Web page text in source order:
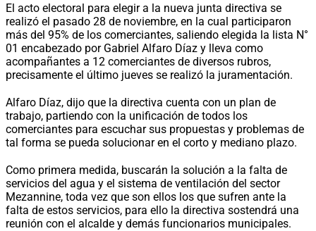
El acto electoral para elegir a la nueva junta directiva se
realizó el pasado 28 de noviembre, en la cual participaron
más del 95% de los comerciantes, saliendo elegida la lista N°
01 encabezado por Gabriel Alfaro Díaz y lleva como
acompañantes a 12 comerciantes de diversos rubros,
precisamente el último jueves se realizó la juramentación.
Alfaro Díaz, dijo que la directiva cuenta con un plan de
trabajo, partiendo con la unificación de todos los
comerciantes para escuchar sus propuestas y problemas de
tal forma se pueda solucionar en el corto y mediano plazo.
Como primera medida, buscarán la solución a la falta de
servicios del agua y el sistema de ventilación del sector
Mezannine, toda vez que son ellos los que sufren ante la
falta de estos servicios, para ello la directiva sostendrá una
reunión con el alcalde y demás funcionarios municipales.